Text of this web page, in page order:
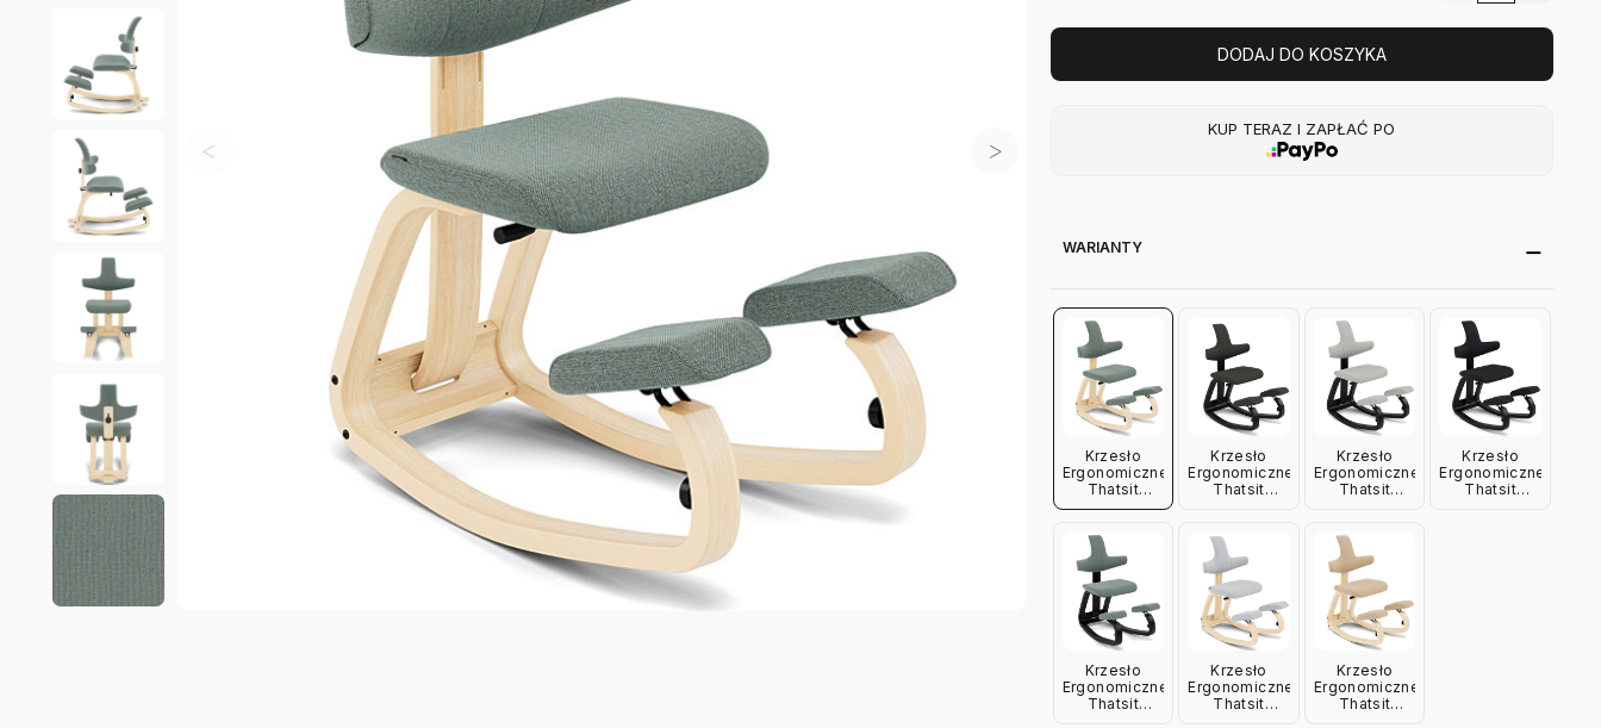
DODAJ DO KOSZYKA
KUP TERAZ I ZAPŁAĆ PO
WARIANTY
Krzesło
Ergonomiczne
Thatsit
Petrol,
Drewno
Varier
Krzesło
Ergonomiczne
Thatsit
Drewno
Varier
Krzesło
Ergonomiczne
Thatsit
Drewno
Varier
Krzesło
Ergonomiczne
Thatsit
Krzesło
Ergonomiczne
Thatsit
Krzesło
Ergonomiczne
Thatsit
Krzesło
Ergonomiczne
Thatsit